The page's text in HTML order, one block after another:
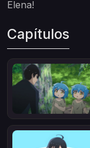
Elena!
Capítulos